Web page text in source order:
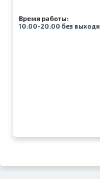
Время работы:
10:00-20:00 без